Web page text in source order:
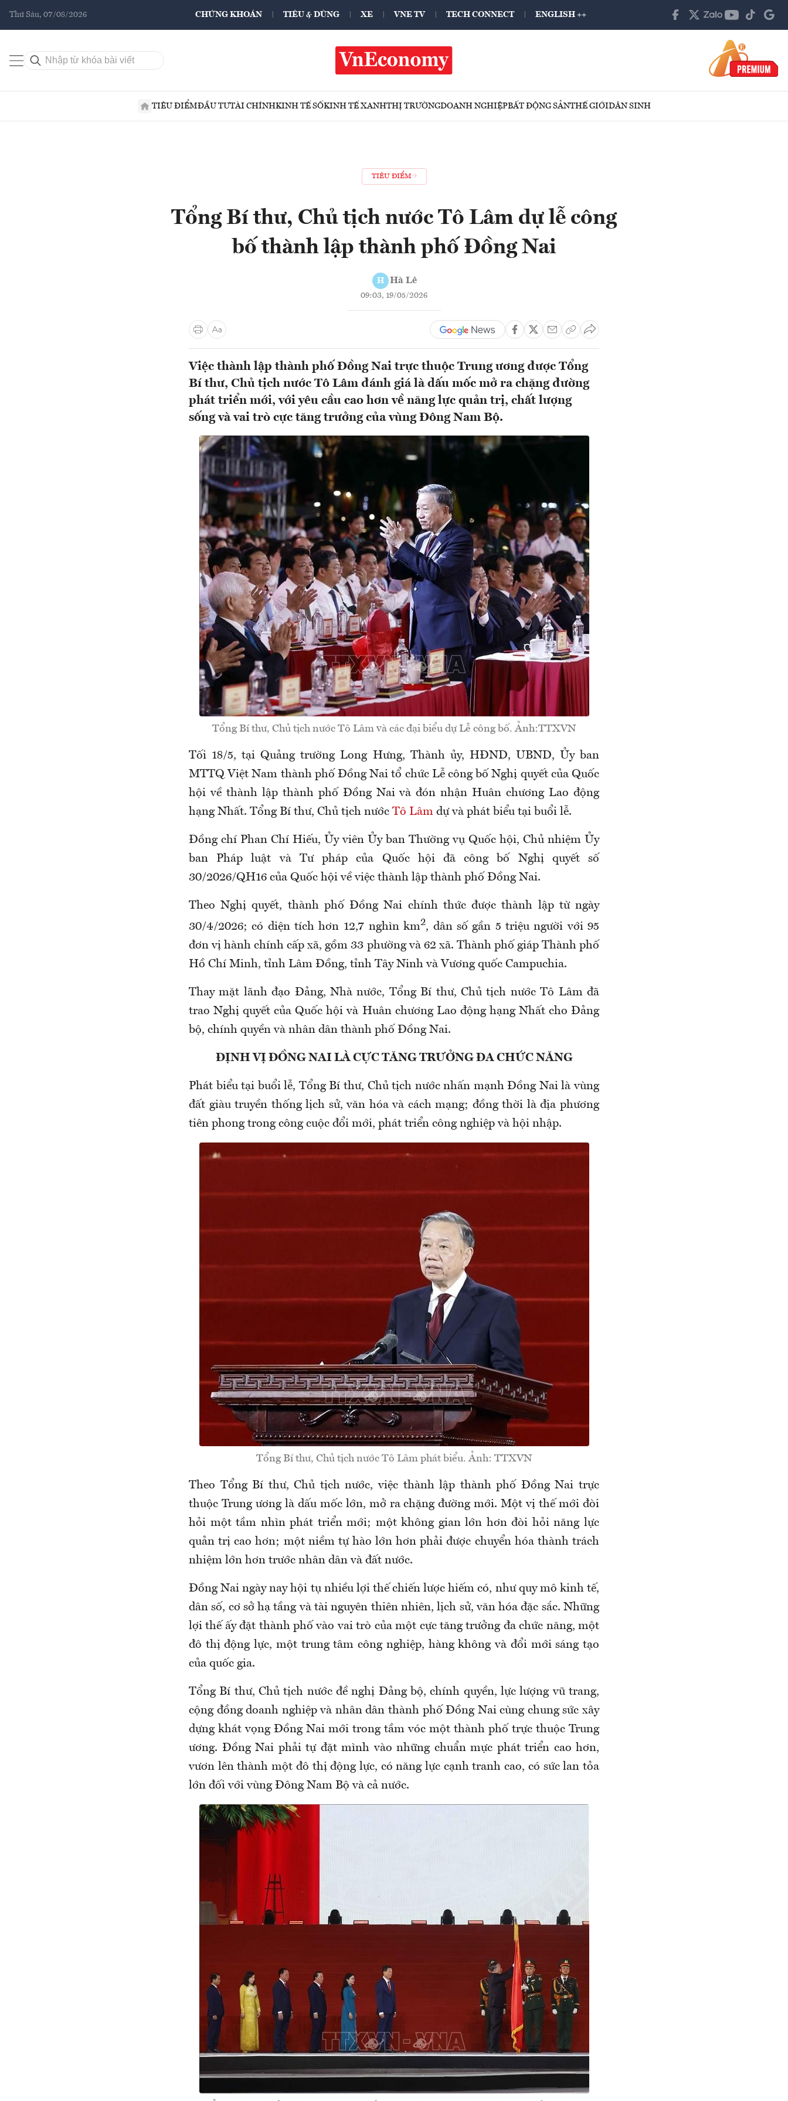
Thứ Sáu, 07/08/2026 CHỨNG KHOÁN TIÊU & DÙNG XE VNE TV TECH CONNECT ENGLISH ++
TIÊU ĐIỂMĐẦU TƯTÀI CHÍNHKINH TẾ SỐKINH TẾ XANHTHỊ TRƯỜNGDOANH NGHIỆPBẤT ĐỘNG SẢNTHẾ GIỚIDÂN SINH
TIÊU ĐIỂM
Tổng Bí thư, Chủ tịch nước Tô Lâm dự lễ công
bố thành lập thành phố Đồng Nai
H Hà Lê
09:03, 19/05/2026
Việc thành lập thành phố Đồng Nai trực thuộc Trung ương được Tổng
Bí thư, Chủ tịch nước Tô Lâm đánh giá là dấu mốc mở ra chặng đường
phát triển mới, với yêu cầu cao hơn về năng lực quản trị, chất lượng
sống và vai trò cực tăng trưởng của vùng Đông Nam Bộ.
Tổng Bí thư, Chủ tịch nước Tô Lâm và các đại biểu dự Lễ công bố. Ảnh:TTXVN
Tối 18/5, tại Quảng trường Long Hưng, Thành ủy, HĐND, UBND, Ủy ban
MTTQ Việt Nam thành phố Đồng Nai tổ chức Lễ công bố Nghị quyết của Quốc
hội về thành lập thành phố Đồng Nai và đón nhận Huân chương Lao động
hạng Nhất. Tổng Bí thư, Chủ tịch nước Tô Lâm dự và phát biểu tại buổi lễ.
Đồng chí Phan Chí Hiếu, Ủy viên Ủy ban Thường vụ Quốc hội, Chủ nhiệm Ủy
ban Pháp luật và Tư pháp của Quốc hội đã công bố Nghị quyết số
30/2026/QH16 của Quốc hội về việc thành lập thành phố Đồng Nai.
Theo Nghị quyết, thành phố Đồng Nai chính thức được thành lập từ ngày
30/4/2026; có diện tích hơn 12,7 nghìn km2, dân số gần 5 triệu người với 95
đơn vị hành chính cấp xã, gồm 33 phường và 62 xã. Thành phố giáp Thành phố
Hồ Chí Minh, tỉnh Lâm Đồng, tỉnh Tây Ninh và Vương quốc Campuchia.
Thay mặt lãnh đạo Đảng, Nhà nước, Tổng Bí thư, Chủ tịch nước Tô Lâm đã
trao Nghị quyết của Quốc hội và Huân chương Lao động hạng Nhất cho Đảng
bộ, chính quyền và nhân dân thành phố Đồng Nai.
ĐỊNH VỊ ĐỒNG NAI LÀ CỰC TĂNG TRƯỞNG ĐA CHỨC NĂNG
Phát biểu tại buổi lễ, Tổng Bí thư, Chủ tịch nước nhấn mạnh Đồng Nai là vùng
đất giàu truyền thống lịch sử, văn hóa và cách mạng; đồng thời là địa phương
tiên phong trong công cuộc đổi mới, phát triển công nghiệp và hội nhập.
Tổng Bí thư, Chủ tịch nước Tô Lâm phát biểu. Ảnh: TTXVN
Theo Tổng Bí thư, Chủ tịch nước, việc thành lập thành phố Đồng Nai trực
thuộc Trung ương là dấu mốc lớn, mở ra chặng đường mới. Một vị thế mới đòi
hỏi một tầm nhìn phát triển mới; một không gian lớn hơn đòi hỏi năng lực
quản trị cao hơn; một niềm tự hào lớn hơn phải được chuyển hóa thành trách
nhiệm lớn hơn trước nhân dân và đất nước.
Đồng Nai ngày nay hội tụ nhiều lợi thế chiến lược hiếm có, như quy mô kinh tế,
dân số, cơ sở hạ tầng và tài nguyên thiên nhiên, lịch sử, văn hóa đặc sắc. Những
lợi thế ấy đặt thành phố vào vai trò của một cực tăng trưởng đa chức năng, một
đô thị động lực, một trung tâm công nghiệp, hàng không và đổi mới sáng tạo
của quốc gia.
Tổng Bí thư, Chủ tịch nước đề nghị Đảng bộ, chính quyền, lực lượng vũ trang,
cộng đồng doanh nghiệp và nhân dân thành phố Đồng Nai cùng chung sức xây
dựng khát vọng Đồng Nai mới trong tầm vóc một thành phố trực thuộc Trung
ương. Đồng Nai phải tự đặt mình vào những chuẩn mực phát triển cao hơn,
vươn lên thành một đô thị động lực, có năng lực cạnh tranh cao, có sức lan tỏa
lớn đối với vùng Đông Nam Bộ và cả nước.